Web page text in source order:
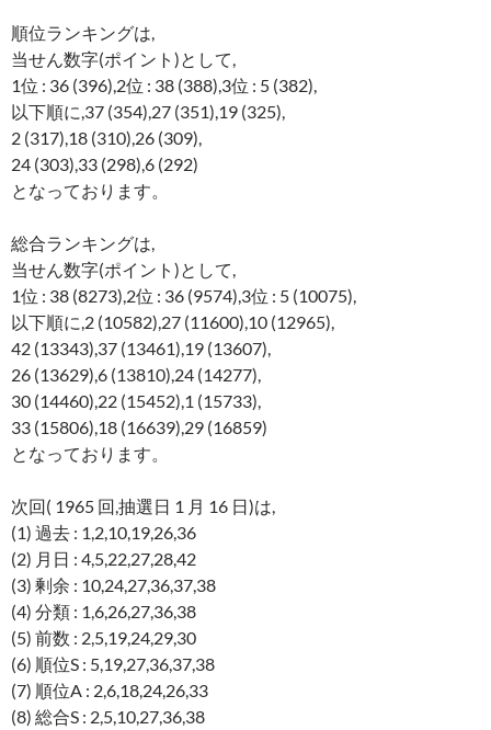
順位ランキングは,
当せん数字(ポイント)として,
1位 : 36 (396),2位 : 38 (388),3位 : 5 (382),
以下順に,37 (354),27 (351),19 (325),
2 (317),18 (310),26 (309),
24 (303),33 (298),6 (292)
となっております。
総合ランキングは,
当せん数字(ポイント)として,
1位 : 38 (8273),2位 : 36 (9574),3位 : 5 (10075),
以下順に,2 (10582),27 (11600),10 (12965),
42 (13343),37 (13461),19 (13607),
26 (13629),6 (13810),24 (14277),
30 (14460),22 (15452),1 (15733),
33 (15806),18 (16639),29 (16859)
となっております。
次回( 1965 回,抽選日 1 月 16 日)は,
(1) 過去 : 1,2,10,19,26,36
(2) 月日 : 4,5,22,27,28,42
(3) 剰余 : 10,24,27,36,37,38
(4) 分類 : 1,6,26,27,36,38
(5) 前数 : 2,5,19,24,29,30
(6) 順位S : 5,19,27,36,37,38
(7) 順位A : 2,6,18,24,26,33
(8) 総合S : 2,5,10,27,36,38